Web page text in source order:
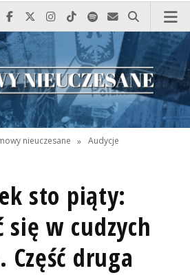
Najlepiej po prostu do nas zadzwoń
Odwiedź nas na Facebook-u
Odwiedź nas na X
Odwiedź nas na Instagram-ie
Odwiedź nas na TikTok-u
Szukaj nas na Spotify
Wyślij do nas
Szukaj
nieuczesane » Audycje
sto piąty:
się w cudzych
Część druga